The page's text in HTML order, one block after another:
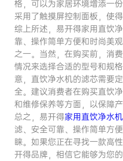
格，可以为家居环境增添一
采用了触摸屏控制面板，使
综上所述，易开得家用直饮
靠、操作简单方便和时尚美
之一。当然，在购买前，消
情况来选择合适的型号和规
意，直饮净水机的滤芯需要
全。建议消费者在购买直饮
和维修保养等方面，以保障
总之，易开得家用直饮净水机
滤、安全可靠、操作简单方
睐。如果您正在寻找一款高
开得品牌，相信它能够为您